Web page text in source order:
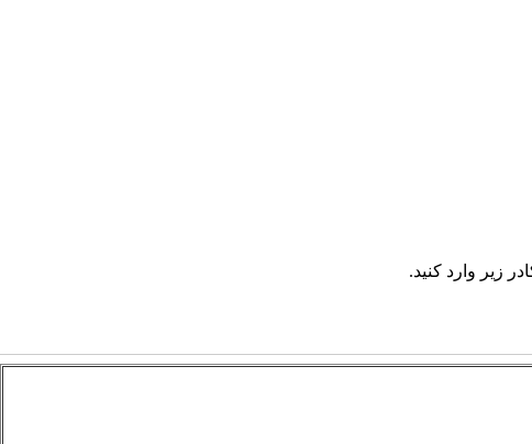
زیر وارد کنید.